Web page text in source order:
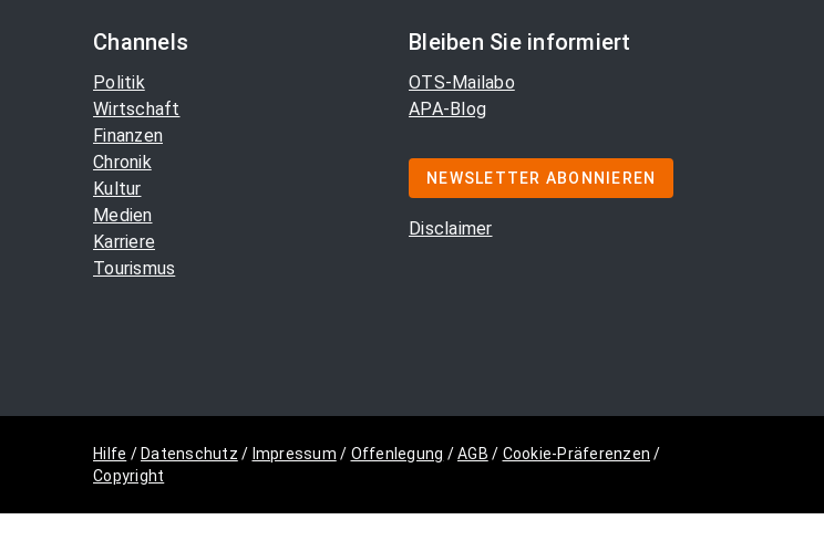
Channels
Politik
Wirtschaft
Finanzen
Chronik
Kultur
Medien
Karriere
Tourismus
Bleiben Sie informiert
OTS-Mailabo
APA-Blog
NEWSLETTER ABONNIEREN
Disclaimer
Hilfe / Datenschutz / Impressum / Offenlegung /AGB / Cookie-Präferenzen /
Copyright